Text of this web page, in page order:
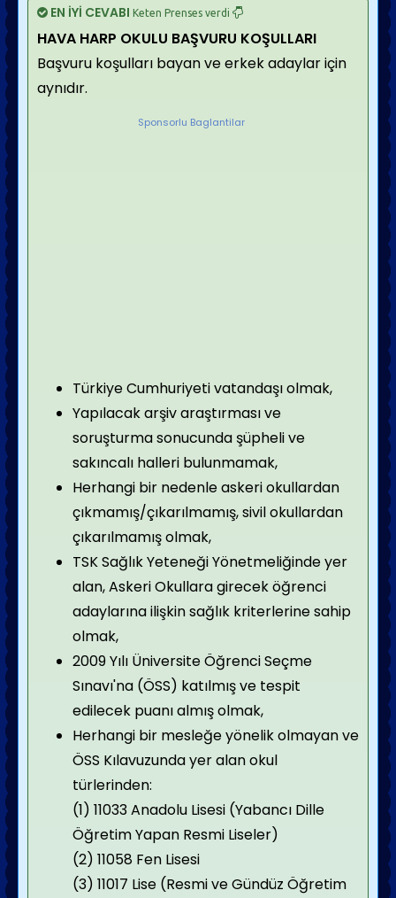
EN İYİ CEVABI Keten Prenses verdi
HAVA HARP OKULU BAŞVURU KOŞULLARI
Başvuru koşulları bayan ve erkek adaylar için
aynıdır.
Sponsorlu Baglantilar
Türkiye Cumhuriyeti vatandaşı olmak,
Yapılacak arşiv araştırması ve
soruşturma sonucunda şüpheli ve
sakıncalı halleri bulunmamak,
Herhangi bir nedenle askeri okullardan
çıkmamış/çıkarılmamış, sivil okullardan
çıkarılmamış olmak,
TSK Sağlık Yeteneği Yönetmeliğinde yer
alan, Askeri Okullara girecek öğrenci
adaylarına ilişkin sağlık kriterlerine sahip
olmak,
2009 Yılı Üniversite Öğrenci Seçme
Sınavı'na (ÖSS) katılmış ve tespit
edilecek puanı almış olmak,
Herhangi bir mesleğe yönelik olmayan ve
ÖSS Kılavuzunda yer alan okul
türlerinden:
(1) 11033 Anadolu Lisesi (Yabancı Dille
Öğretim Yapan Resmi Liseler)
(2) 11058 Fen Lisesi
(3) 11017 Lise (Resmi ve Gündüz Öğretim